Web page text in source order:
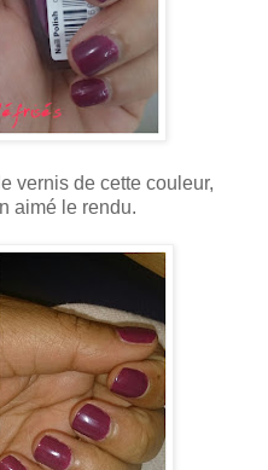
vernis de cette couleur,
aimé le rendu.